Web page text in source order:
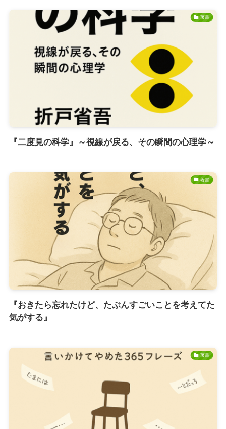
著書
『二度見の科学』～視線が戻る、その瞬間の心理学～
著書
『おきたら忘れたけど、たぶんすごいことを考えてた
気がする』
著書